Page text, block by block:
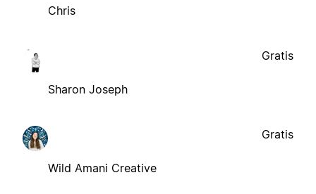
Chris
Sharon Joseph
Gratis
Wild Amani Creative
Gratis